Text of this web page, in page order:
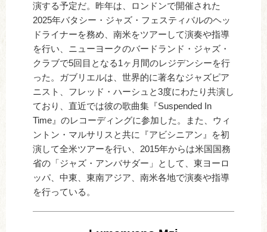
演する予定だ。昨年は、ロンドンで開催された
2025年バタシー・ジャズ・フェスティバルのヘッ
ドライナーを務め、南米をツアーして演奏や指導
を行い、ニューヨークのバードランド・ジャズ・
クラブで5回目となる1ヶ月間のレジデンシーを行
った。ガブリエルは、世界的に著名なジャズピア
ニスト、フレッド・ハーシュと3度にわたり共演し
ており、直近では彼の歌曲集『Suspended In
Time』のレコーディングに参加した。また、ウィ
ントン・マルサリスと共に『アビシニアン』を初
演して全米ツアーを行い、2015年からは米国国務
省の「ジャズ・アンバサダー」として、東ヨーロ
ッパ、中東、東南アジア、南米各地で演奏や指導
を行っている。